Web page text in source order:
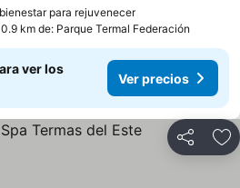
para rejuvenecerVer precios
km de: Parque Termal Federación
ver los
Ver precios
Compartir